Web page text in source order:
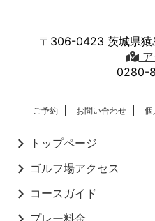
〒306-0423 茨城県猿
ア
0280-
ご予約 お問い合わせ 個
トップページ
ゴルフ場アクセス
コースガイド
プレー料金